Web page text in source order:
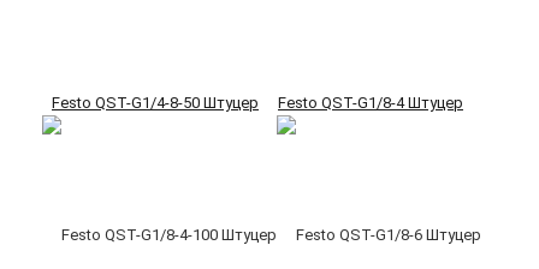
Festo QST-G1/4-8-50 Штуцер Festo QST-G1/8-4 Штуцер